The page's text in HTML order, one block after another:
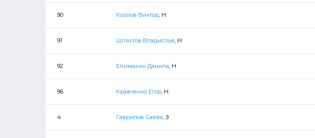
90 Козлов Виктор, Н
91 Шляхтов Владислав, Н
92 Епимахин Данила, Н
96 Кравченко Егор, Н
4 Гаврилов Савва, З